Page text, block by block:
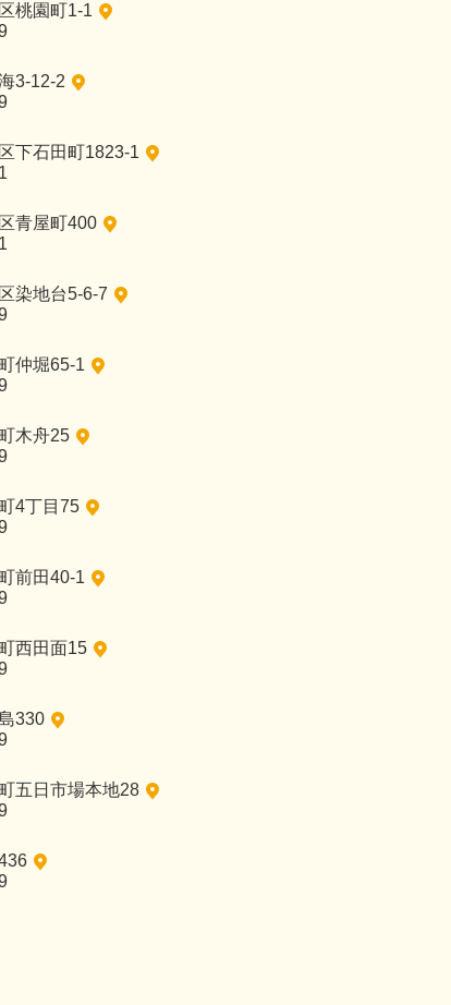
桃園町1-1
3-12-2
下石田町1823-1
青屋町400
染地台5-6-7
仲堀65-1
木舟25
4丁目75
前田40-1
西田面15
330
五日市場本地28